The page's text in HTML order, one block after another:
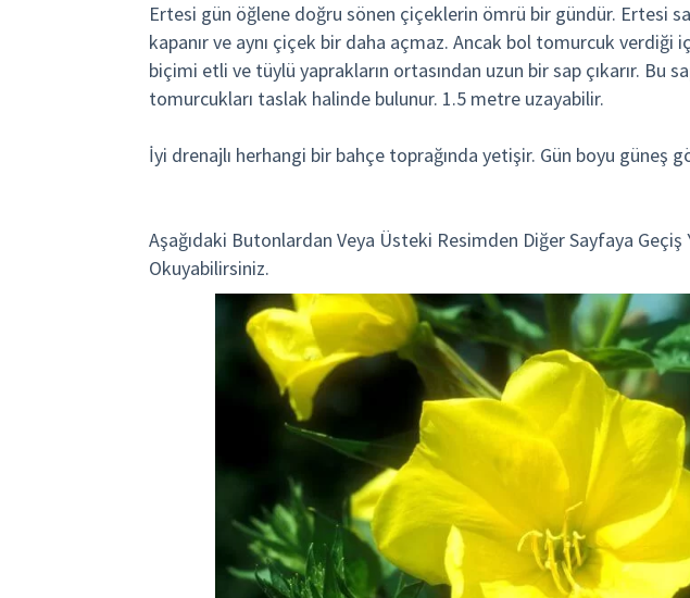
Ertesi gün öğlene doğru sönen çiçeklerin ömrü bir gündür. Ertesi
kapanır ve aynı çiçek bir daha açmaz. Ancak bol tomurcuk
biçimi etli ve tüylü yaprakların ortasından uzun bir sap çıkarır. Bu
tomurcukları taslak halinde bulunur. 1.5 metre uzayabilir.
İyi drenajlı herhangi bir bahçe toprağında yetişir. Gün boyu güneş
Aşağıdaki Butonlardan Veya Üsteki Resimden Diğer Sayfaya Geçiş
Okuyabilirsiniz.